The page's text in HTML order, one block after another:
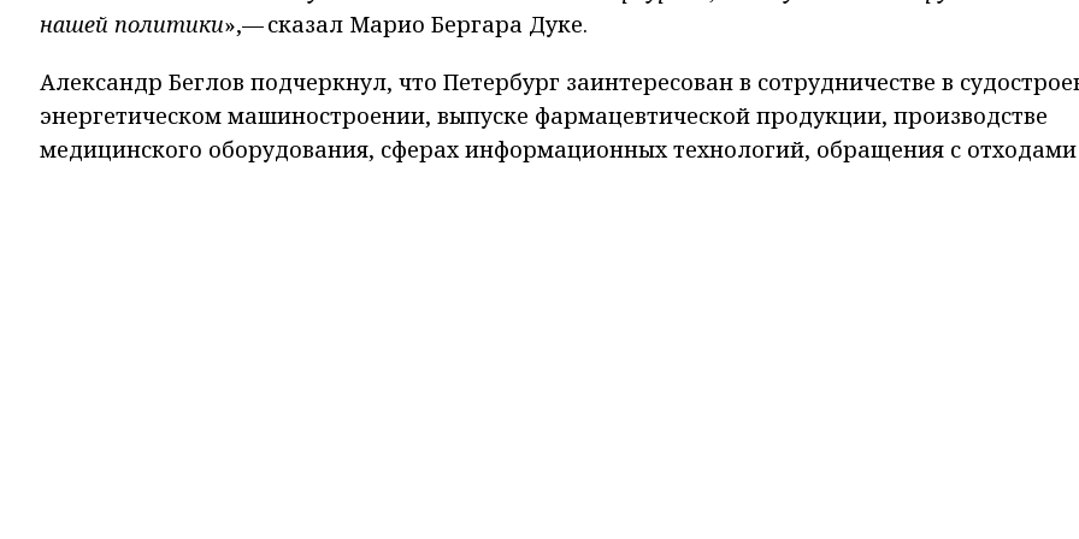
нашей политики»,— сказал Марио Бергара Дуке.
Александр Беглов подчеркнул, что Петербург заинтересован в сотрудничестве в
энергетическом машиностроении, выпуске фармацевтической продукции, производстве
медицинского оборудования, сферах информационных технологий, обращения с отходами